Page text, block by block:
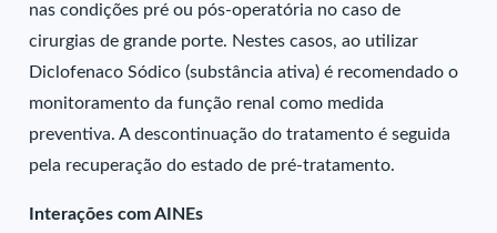
nas condições pré ou pós-operatória no caso de
cirurgias de grande porte. Nestes casos, ao utilizar
Diclofenaco Sódico (substância ativa) é recomendado o
monitoramento da função renal como medida
preventiva. A descontinuação do tratamento é seguida
pela recuperação do estado de pré-tratamento.
Interações com AINEs